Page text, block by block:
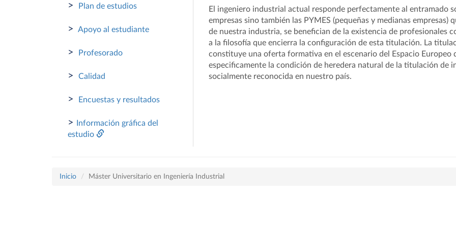
> Plan de estudios
> Apoyo al estudiante
> Profesorado
> Calidad
> Encuestas y resultados
>
Información gráfica del
estudio
El ingeniero industrial actual responde perfectamente al entramado
empresas sino también las PYMES (pequeñas y medianas
de nuestra industria, se benefician de la existencia de profesionales
a la filosofía que encierra la configuración de esta titulación. La
constituye una oferta formativa en el escenario del Espacio Europeo
especificamente la condición de heredera natural de la titulación de
socialmente reconocida en nuestro país.
Inicio Máster Universitario en Ingeniería Industrial